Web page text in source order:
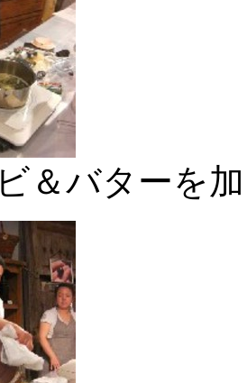
＆バターを